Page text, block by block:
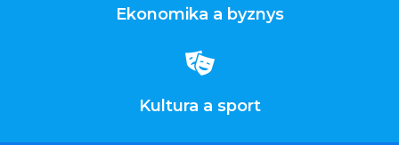
Ekonomika a byznys
Kultura a sport